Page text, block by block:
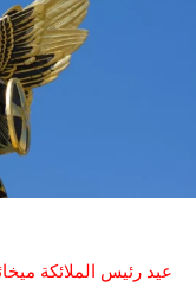
عيد رئيس الملائكة